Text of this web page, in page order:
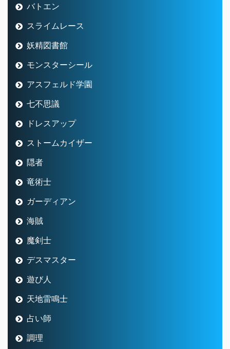
バトエン
スライムレース
妖精図書館
モンスターシール
アスフェルド学園
七不思議
ドレスアップ
ストームカイザー
隠者
竜術士
ガーディアン
海賊
魔剣士
デスマスター
遊び人
天地雷鳴士
占い師
調理